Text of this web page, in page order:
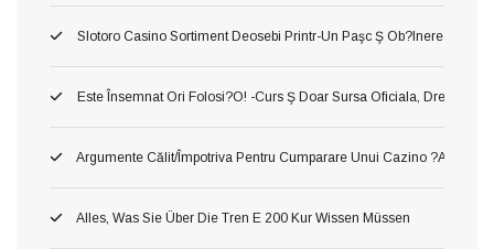
Slotoro Casino Sortiment Deosebi Printr-Un Paşc Ş Ob?inerea
Este Însemnat Ori Folosi?o! -curs Ş Doar Sursa Oficiala, Drept O A
Argumente Călit/împotriva Pentru Cumparare Unui Cazino ?au! Asta
Alles, Was Sie Über Die Tren E 200 Kur Wissen Müssen